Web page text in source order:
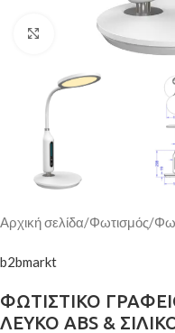
Κάντε κλικ για
Αρχική σελίδα/Φωτισμός/
b2bmarkt
ΦΩΤΙΣΤΙΚΟ
ΛΕΥΚΟ ABS &